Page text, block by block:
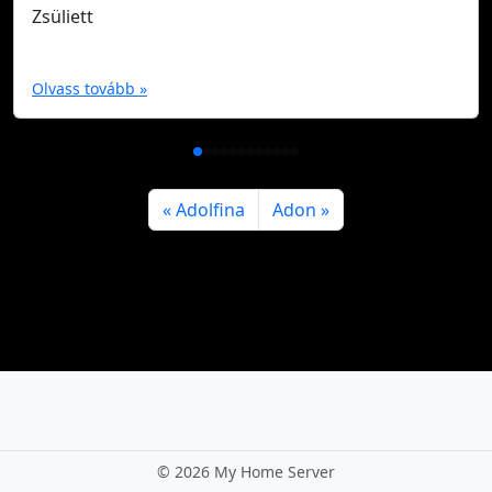
Zsüliett
Olvass tovább »
Adolfina Adon
© 2026 My Home Server